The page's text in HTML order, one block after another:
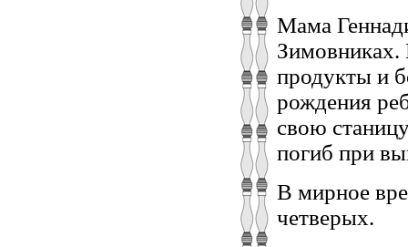
Мама
Зимовниках.
продукты и
рождения
свою
погиб при
В мирное
четверых.